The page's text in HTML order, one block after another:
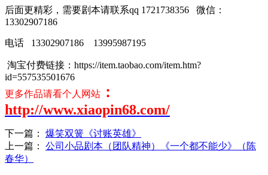
后面更精彩，需要剧本请联系qq 1721738356
微信：
13302907186
电话 13302907186 13995987195
淘宝付费链接：https://item.taobao.com/item.htm?
id=557535501676
更多作品请看个人网站 ：
http://www.xiaopin68.com/
下一篇：
爆笑双簧《讨账英雄》
上一篇：
公司小品剧本（团队精神）《一个都不能少》（陈
春华）